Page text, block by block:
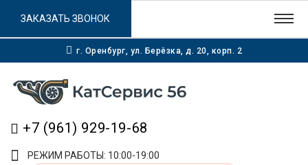
г. Оренбург, ул. Берёзка, д. 20, корп. 2
+7 (961) 929-19-68
РЕЖИМ РАБОТЫ: 10:00-19:00
ЗАКАЗАТЬ ЗВОНОК